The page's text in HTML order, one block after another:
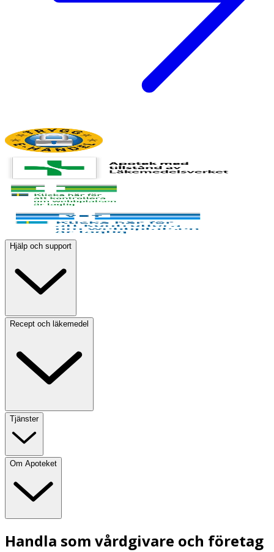
Hjälp och support
Recept och läkemedel
Tjänster
Om Apoteket
Handla som vårdgivare och företag